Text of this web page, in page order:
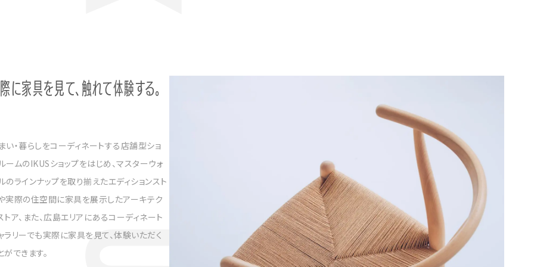
に家具を見て、触れて体験する。
い・暮らしをコーディネートする店舗型ショ
ームのIKUSショップをはじめ、マスターウォ
のラインナップを取り揃えたエディションスト
実際の住空間に家具を展示したアーキテク
トア、また、広島エリアにあるコーディネート
ラリーでも実際に家具を見て、体験いただく
ができます。